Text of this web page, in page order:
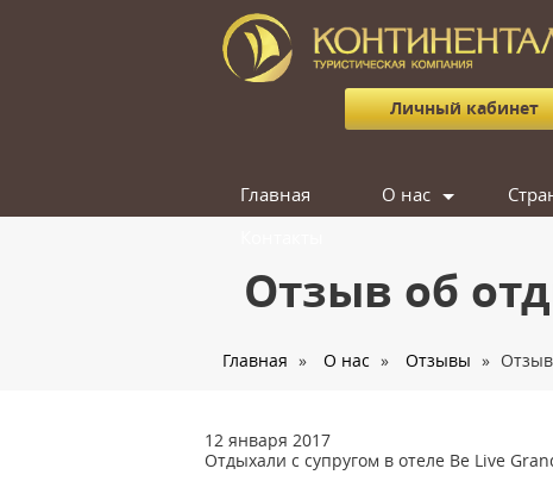
Личный кабинет
Главная
О нас
Отзывы
Отзыв об
Главная » О нас » Отзывы »
12 января 2017
Отдыхали с супругом в отеле Be Live